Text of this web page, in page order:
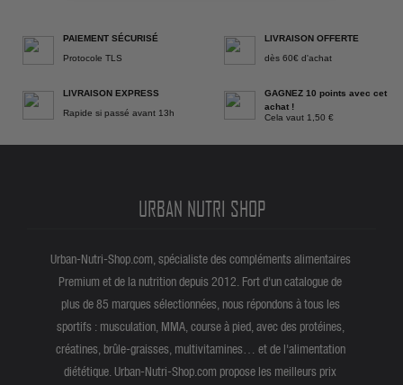
PAIEMENT SÉCURISÉ
Protocole TLS
LIVRAISON OFFERTE
dès 60€ d'achat
LIVRAISON EXPRESS
Rapide si passé avant 13h
GAGNEZ 10 points avec cet
achat !
Cela vaut 1,50 €
URBAN NUTRI SHOP
Urban-Nutri-Shop.com, spécialiste des compléments alimentaires
Premium et de la nutrition depuis 2012. Fort d'un catalogue de
plus de 85 marques sélectionnées, nous répondons à tous les
sportifs : musculation, MMA, course à pied, avec des protéines,
créatines, brûle-graisses, multivitamines… et de l'alimentation
diététique. Urban-Nutri-Shop.com propose les meilleurs prix